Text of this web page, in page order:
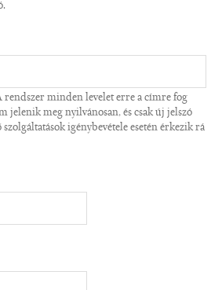
rendszer minden levelet erre a címre fog
jelenik meg nyilvánosan, és csak új jelszó
szolgáltatások igénybevétele esetén érkezik rá